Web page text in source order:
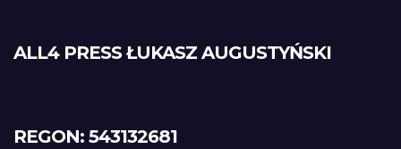
ALL4 PRESS ŁUKASZ AUGUSTYŃSKI
REGON: 543132681